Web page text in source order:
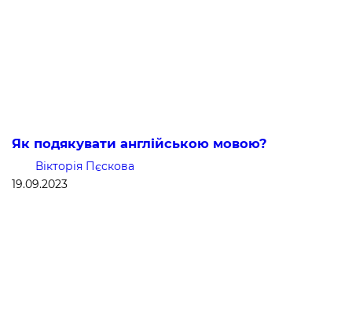
Як подякувати англійською мовою?
Вікторія Пєскова
19.09.2023